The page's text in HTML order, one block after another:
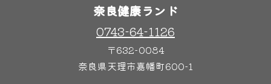
奈良わんぱくランド奈良健康ランド
0743-64-1126
〒632-0084
奈良県天理市嘉幡町600-1